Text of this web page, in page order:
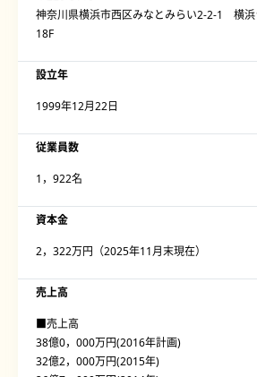
神奈川県横浜市西区みなとみらい2-2-1 横浜
18F
設立年
1999年12月22日
従業員数
1，922名
資本金
2，322万円（2025年11月末現在）
売上高
■売上高
38億0，000万円(2016年計画)
32億2，000万円(2015年)